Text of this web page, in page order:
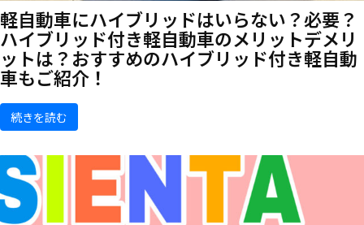
軽自動車にハイブリッドはいらない？必要？
ハイブリッド付き軽自動車のメリットデメリ
ットは？おすすめのハイブリッド付き軽自動
車もご紹介！
続きを読む